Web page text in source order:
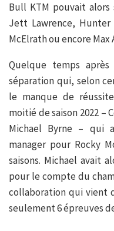
Bull KTM pouvait alors
Jett Lawrence, Hunter
McElrath ou encore Max
Quelque temps après
séparation qui, selon
le manque de
moitié de saison 2022 –
Michael Byrne – qui
manager pour Rocky
saisons. Michael avait
pour le compte du
collaboration qui vient
seulement 6 épreuves